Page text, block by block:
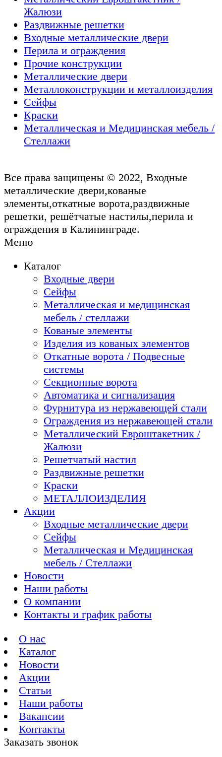
Жалюзи
Раздвижные решетки
Входные металлические двери
Перила и ограждения
Прочие конструкции
Металлические двери
Металлоконструкции и металлоизделия
Сейфы
Краски
Металлическая и Медицинская мебель /
Стеллажи
Все права защищены © 2022, Входные
металлические двери,кованые
элементы,откатные ворота,раздвижные
решетки, решётчатые настилы,перила и
ограждения в Калининграде.
Меню
Каталог
Входные двери
Сейфы
Металлическая и медицинская
мебель / стеллажи
Кованые элементы
Изделия из кованых элементов
Откатные ворота / Подвесные
системы
Секционные ворота
Автоматика и сигнализация
Фурнитура из нержавеющей стали
Ограждения из нержавеющей стали
Металлический Евроштакетник /
Жалюзи
Решетчатый настил
Раздвижные решетки
Краски
МЕТАЛЛОИЗДЕЛИЯ
Акции
Входные металлические двери
Сейфы
Металлическая и Медицинская
мебель / Стеллажи
Новости
Наши работы
О компании
Контакты и график работы
О нас
Каталог
Новости
Акции
Статьи
Наши работы
Вакансии
Контакты
Заказать звонок